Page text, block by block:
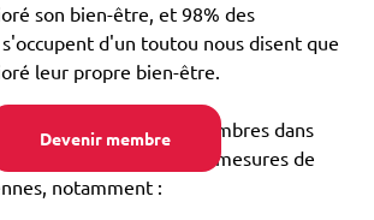
Devenir membre
son bien-être, et 98% des
d'un toutou nous disent que
leur propre bien-être.
de milliers de membres dans
avons mis en place des mesures de
notamment :